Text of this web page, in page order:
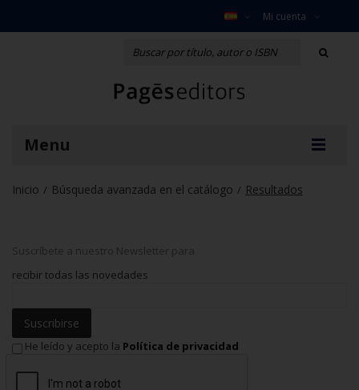
Mi cuenta
Menu
Inicio / Búsqueda avanzada en el catálogo / Resultados
Suscríbete a nuestro Newsletter para
recibir todas las novedades
Suscribirse
He leído y acepto la Política de privacidad